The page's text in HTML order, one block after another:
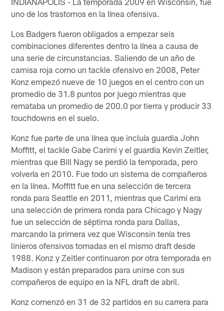
uno de los trastornos en la línea ofensiva.
Los Badgers fueron obligados a empezar seis
combinaciones diferentes dentro la línea a causa de
una serie de circunstancias. Saliendo de un año de
camisa roja como un tackle ofensivo en 2008, Peter
Konz empezó nueve de 10 juegos en el centro con un
promedio de 31.8 puntos por juego mientras que
remataba un promedio de 200.0 por tierra y producir 33
touchdowns en el suelo.
Konz fue parte de una línea que incluía guardia John
Moffitt, el tackle Gabe Carimi y el guardia Kevin Zeitler,
mientras que Bill Nagy se perdió la temporada, pero
volvería en 2010. Fue todo un sistema de compañeros
en la línea. Moffitt fue en una selección de tercera
ronda para Seattle en 2011, mientras que Carimi era
una selección de primera ronda para Chicago y Nagy
fue un selección de séptima ronda para Dallas,
marcando la primera vez que Wisconsin tenía tres
linieros ofensivos tomadas en el mismo draft desde
1988. Konz y Zeitler continuaron por otra temporada en
Madison y están preparados para unirse con sus
compañeros de equipo en la NFL draft de abril.
Konz comenzó en 31 de 32 partidos en su carrera para